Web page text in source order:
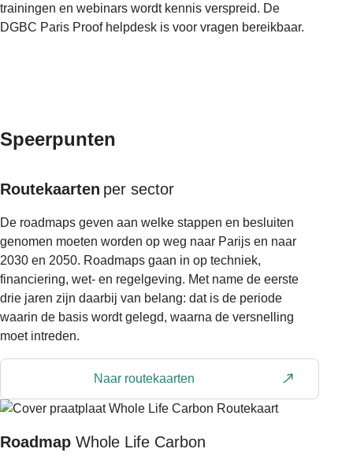
Partnernieuws
trainingen en webinars wordt kennis verspreid. De
DGBC Paris Proof helpdesk is voor vragen bereikbaar.
Speerpunten
Routekaarten per sector
De roadmaps geven aan welke stappen en besluiten
genomen moeten worden op weg naar Parijs en naar
2030 en 2050. Roadmaps gaan in op techniek,
financiering, wet- en regelgeving. Met name de eerste
drie jaren zijn daarbij van belang: dat is de periode
waarin de basis wordt gelegd, waarna de versnelling
moet intreden.
Naar routekaarten
Roadmap Whole Life Carbon